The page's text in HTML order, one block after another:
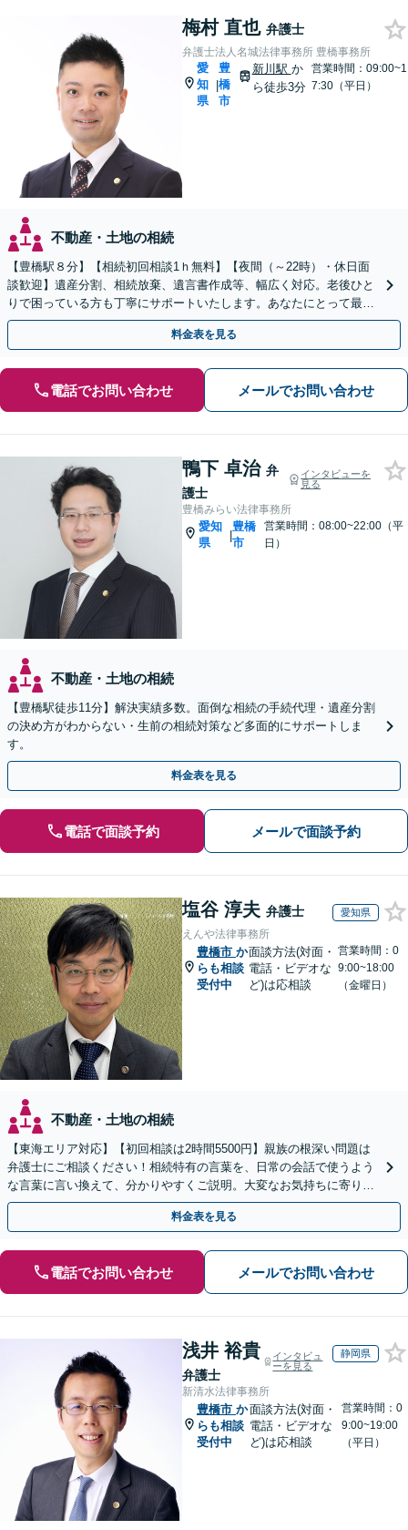
梅村 直也 弁護士
弁護士法人名城法律事務所 豊橋事務所
愛
知
県
|
豊
橋
市
新川駅 か
ら徒歩3分
営業時間：09:00~1
7:30（平日）
不動産・土地の相続
【豊橋駅８分】【相続初回相談1ｈ無料】【夜間（～22時）・休日面
談歓迎】遺産分割、相続放棄、遺言書作成等、幅広く対応。老後ひと
りで困っている方も丁寧にサポートいたします。あなたにとって最善
の方法を提案しています。お気軽にご相談ください。
料金表を見る
電話でお問い合わせ メールでお問い合わせ
鴨下 卓治 弁
護士
インタビューを
見る
豊橋みらい法律事務所
愛知
県
|
豊橋
市
営業時間：08:00~22:00（平
日）
不動産・土地の相続
【豊橋駅徒歩11分】解決実績多数。面倒な相続の手続代理・遺産分割
の決め方がわからない・生前の相続対策など多面的にサポートしま
す。
料金表を見る
電話で面談予約 メールで面談予約
塩谷 淳夫 弁護士 愛知県
えんや法律事務所
豊橋市 か
らも相談
受付中
面談方法(対面・
電話・ビデオな
ど)は応相談
営業時間：0
9:00~18:00
（金曜日）
不動産・土地の相続
【東海エリア対応】【初回相談は2時間5500円】親族の根深い問題は
弁護士にご相談ください！相続特有の言葉を、日常の会話で使うよう
な言葉に言い換えて、分かりやすくご説明。大変なお気持ちに寄り添
い、納得できる解決を目指します
料金表を見る
電話でお問い合わせ メールでお問い合わせ
浅井 裕貴
弁護士
インタビュ
ーを見る
静岡県
新清水法律事務所
豊橋市 か
らも相談
受付中
面談方法(対面・
電話・ビデオな
ど)は応相談
営業時間：0
9:00~19:00
（平日）